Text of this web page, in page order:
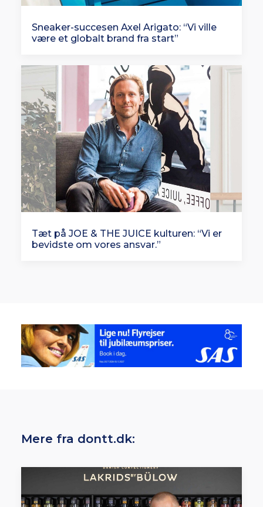
Sneaker-succesen Axel Arigato: “Vi ville
være et globalt brand fra start”
Tæt på JOE & THE JUICE kulturen: “Vi er
bevidste om vores ansvar.”
Mere fra dontt.dk: